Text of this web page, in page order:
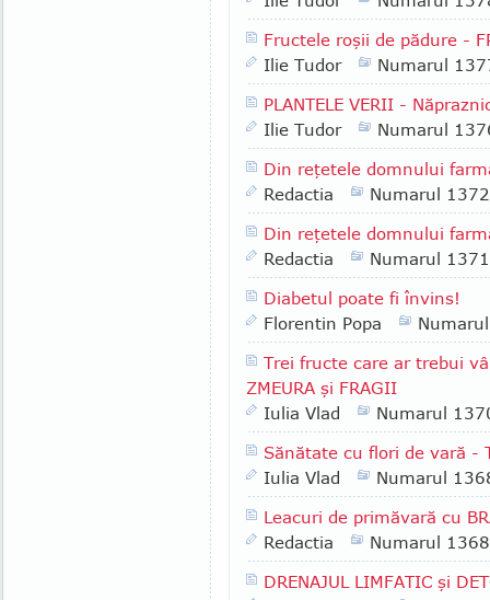
Fructele roşii de pădure -
Ilie Tudor
Numarul
PLANTELE VERII -
Ilie Tudor
Numarul
Din reţetele domnului
Redactia
Numarul 1372
Din reţetele domnului
Redactia
Numarul 1371
Diabetul poate fi învins!
Florentin Popa
Trei fructe care ar trebui
ZMEURA şi FRAGII
Iulia Vlad
Numarul
Sănătate cu flori de vară -
Iulia Vlad
Numarul
Leacuri de primăvară cu
Redactia
Numarul 1368
DRENAJUL LIMFATIC şi